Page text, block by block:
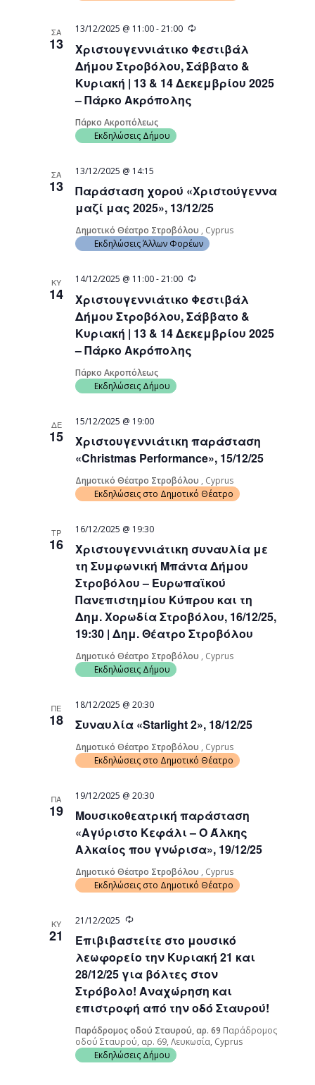
ΣΑ
13
Χριστουγεννιάτικο Φεστιβάλ
Δήμου Στροβόλου, Σάββατο &
Κυριακή | 13 & 14 Δεκεμβρίου 2025
– Πάρκο Ακρόπολης
13/12/2025 @ 11:00-21:00 Recurring
Πάρκο Ακροπόλεως
Εκδηλώσεις Δήμου
ΣΑ
13
Παράσταση χορού «Χριστούγεννα
μαζί μας 2025», 13/12/25
13/12/2025 @ 14:15
Δημοτικό Θέατρο Στροβόλου , Cyprus
Εκδηλώσεις Άλλων Φορέων
ΚΥ
14
Χριστουγεννιάτικο Φεστιβάλ
Δήμου Στροβόλου, Σάββατο &
Κυριακή | 13 & 14 Δεκεμβρίου 2025
– Πάρκο Ακρόπολης
14/12/2025 @ 11:00-21:00 Recurring
Πάρκο Ακροπόλεως
Εκδηλώσεις Δήμου
ΔΕ
15
Χριστουγεννιάτικη παράσταση
«Christmas Performance», 15/12/25
15/12/2025 @ 19:00
Δημοτικό Θέατρο Στροβόλου , Cyprus
Εκδηλώσεις στο Δημοτικό Θέατρο
ΤΡ
16
Χριστουγεννιάτικη συναυλία με
τη Συμφωνική Μπάντα Δήμου
Στροβόλου – Ευρωπαϊκού
Πανεπιστημίου Κύπρου και τη
Δημ. Χορωδία Στροβόλου, 16/12/25,
19:30 | Δημ. Θέατρο Στροβόλου
16/12/2025 @ 19:30
Δημοτικό Θέατρο Στροβόλου , Cyprus
Εκδηλώσεις Δήμου
ΠΕ
18 Συναυλία «Starlight 2», 18/12/25
18/12/2025 @ 20:30
Δημοτικό Θέατρο Στροβόλου , Cyprus
Εκδηλώσεις στο Δημοτικό Θέατρο
ΠΑ
19
Μουσικοθεατρική παράσταση
«Αγύριστο Κεφάλι – Ο Άλκης
Αλκαίος που γνώρισα», 19/12/25
19/12/2025 @ 20:30
Δημοτικό Θέατρο Στροβόλου , Cyprus
Εκδηλώσεις στο Δημοτικό Θέατρο
ΚΥ
21
Επιβιβαστείτε στο μουσικό
λεωφορείο την Κυριακή 21 και
28/12/25 για βόλτες στον
Στρόβολο! Αναχώρηση και
επιστροφή από την οδό Σταυρού!
21/12/2025 Recurring
Παράδρομος οδού Σταυρού, αρ. 69 Παράδρομος
οδού Σταυρού, αρ. 69, Λευκωσία, Cyprus
Εκδηλώσεις Δήμου